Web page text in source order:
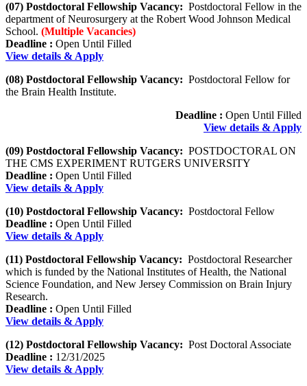
(07) Postdoctoral Fellowship Vacancy: Postdoctoral Fellow in the
department of Neurosurgery at the Robert Wood Johnson Medical
School. (Multiple Vacancies)
Deadline : Open Until Filled
View details & Apply
(08) Postdoctoral Fellowship Vacancy: Postdoctoral Fellow for
the Brain Health Institute.
Deadline : Open Until Filled
View details & Apply
(09) Postdoctoral Fellowship Vacancy: POSTDOCTORAL ON
THE CMS EXPERIMENT RUTGERS UNIVERSITY
Deadline : Open Until Filled
View details & Apply
(10) Postdoctoral Fellowship Vacancy: Postdoctoral Fellow
Deadline : Open Until Filled
View details & Apply
(11) Postdoctoral Fellowship Vacancy: Postdoctoral Researcher
which is funded by the National Institutes of Health, the National
Science Foundation, and New Jersey Commission on Brain Injury
Research.
Deadline : Open Until Filled
View details & Apply
(12) Postdoctoral Fellowship Vacancy: Post Doctoral Associate
Deadline : 12/31/2025
View details & Apply